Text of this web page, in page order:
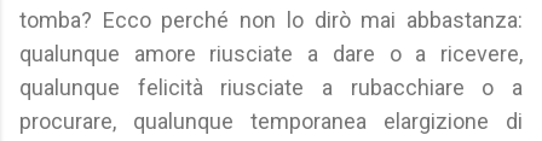
tomba? Ecco perché non lo dirò mai abbastanza:
qualunque amore riusciate a dare o a ricevere,
qualunque felicità riusciate a rubacchiare o a
procurare, qualunque temporanea elargizione di